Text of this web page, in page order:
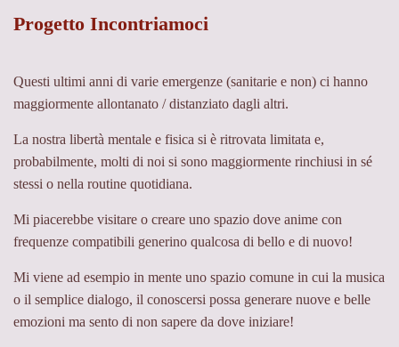
Progetto Incontriamoci
Questi ultimi anni di varie emergenze (sanitarie e non) ci hanno
maggiormente allontanato / distanziato dagli altri.
La nostra libertà mentale e fisica si è ritrovata limitata e,
probabilmente, molti di noi si sono maggiormente rinchiusi in sé
stessi o nella routine quotidiana.
Mi piacerebbe visitare o creare uno spazio dove anime con
frequenze compatibili generino qualcosa di bello e di nuovo!
Mi viene ad esempio in mente uno spazio comune in cui la musica
o il semplice dialogo, il conoscersi possa generare nuove e belle
emozioni ma sento di non sapere da dove iniziare!